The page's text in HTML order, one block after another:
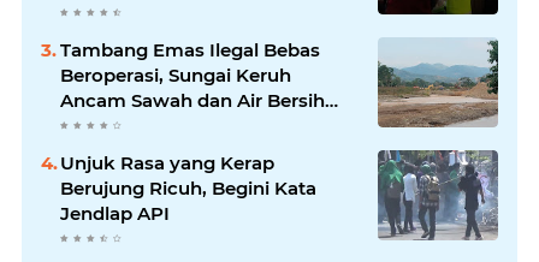
Tambang Emas Ilegal Bebas
Beroperasi, Sungai Keruh
Ancam Sawah dan Air Bersih
Warga Luwu
Unjuk Rasa yang Kerap
Berujung Ricuh, Begini Kata
Jendlap API